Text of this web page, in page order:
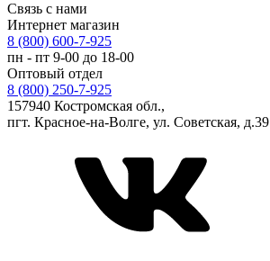
Связь с нами
Интернет магазин
8 (800) 600-7-925
пн - пт 9-00 до 18-00
Оптовый отдел
8 (800) 250-7-925
157940 Костромская обл.,
пгт. Красное-на-Волге, ул. Советская, д.39